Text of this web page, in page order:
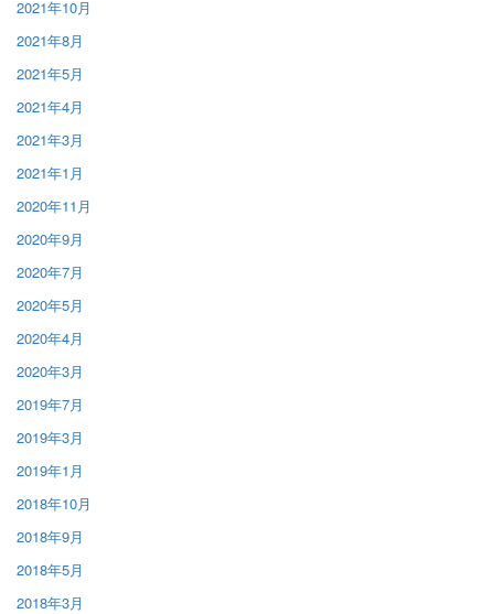
2021年10月
2021年8月
2021年5月
2021年4月
2021年3月
2021年1月
2020年11月
2020年9月
2020年7月
2020年5月
2020年4月
2020年3月
2019年7月
2019年3月
2019年1月
2018年10月
2018年9月
2018年5月
2018年3月